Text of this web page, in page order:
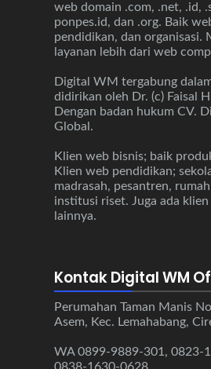
web domain .com, .net, .id,
ponpes.id, dan .org. Baik
pendidikan, dan organisasi.
layanan lebih dari web
Digital WM tergabung
didirikan oleh Dr. (c) Faisal
Dengan badan hukum CV.
Global.
Klien web bisnis; baik
Klien web pendidikan;
madrasah, pesantren,
institusi riset. Juga ada klien
lainnya.
Kontak Digital WM
Perumahan Taman Manis
Asem, Kec. Lemahabang,
WA 0899-9889-301, 0823-